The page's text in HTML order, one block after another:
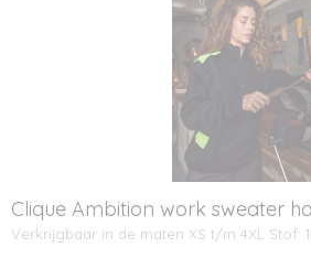
Clique Ambition work sweater
Verkrijgbaar in de maten XS t/m 4XL Stof: